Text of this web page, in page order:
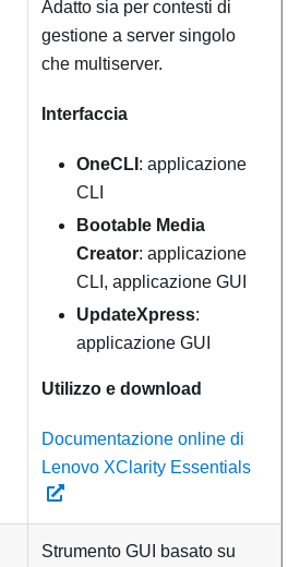
Adatto sia per contesti di
gestione a server singolo
che multiserver.
Interfaccia
OneCLI : applicazione
CLI
Bootable Media
Creator: applicazione
CLI, applicazione GUI
UpdateXpress:
applicazione GUI
Utilizzo e download
Documentazione online di
Lenovo XClarity Essentials
Strumento GUI basato su